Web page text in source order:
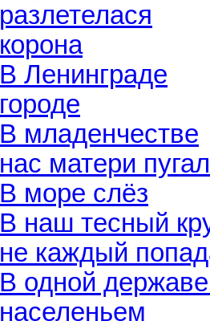
разлетелася
корона
В Ленинграде
городе
В младенчестве
нас матери
В море слёз
В наш тесный
не каждый
В одной
населеньем